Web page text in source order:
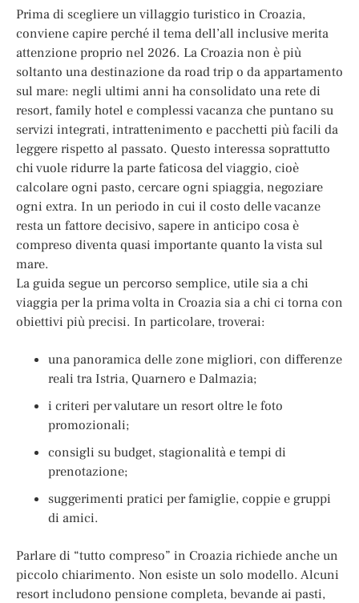
Prima di scegliere un villaggio turistico in Croazia,
conviene capire perché il tema dell’all inclusive merita
attenzione proprio nel 2026. La Croazia non è più
soltanto una destinazione da road trip o da appartamento
sul mare: negli ultimi anni ha consolidato una rete di
resort, family hotel e complessi vacanza che puntano su
servizi integrati, intrattenimento e pacchetti più facili da
leggere rispetto al passato. Questo interessa soprattutto
chi vuole ridurre la parte faticosa del viaggio, cioè
calcolare ogni pasto, cercare ogni spiaggia, negoziare
ogni extra. In un periodo in cui il costo delle vacanze
resta un fattore decisivo, sapere in anticipo cosa è
compreso diventa quasi importante quanto la vista sul
mare.
La guida segue un percorso semplice, utile sia a chi
viaggia per la prima volta in Croazia sia a chi ci torna con
obiettivi più precisi. In particolare, troverai:
una panoramica delle zone migliori, con differenze
reali tra Istria, Quarnero e Dalmazia;
i criteri per valutare un resort oltre le foto
promozionali;
consigli su budget, stagionalità e tempi di
prenotazione;
suggerimenti pratici per famiglie, coppie e gruppi
di amici.
Parlare di “tutto compreso” in Croazia richiede anche un
piccolo chiarimento. Non esiste un solo modello. Alcuni
resort includono pensione completa, bevande ai pasti,